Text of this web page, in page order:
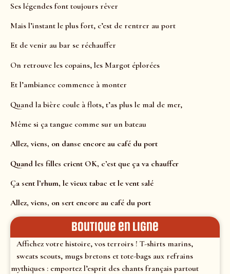
Ses légendes font toujours rêver
Mais l’instant le plus fort, c’est de rentrer au port
Et de venir au bar se réchauffer
On retrouve les copains, les Margot éplorées
Et l’ambiance commence à monter
Quand la bière coule à flots, t’as plus le mal de mer,
Même si ça tangue comme sur un bateau
Allez, viens, on danse encore au café du port
Quand les filles crient OK, c’est que ça va chauffer
Ça sent l’rhum, le vieux tabac et le vent salé
Allez, viens, on sert encore au café du port
Boutique en ligne
Affichez votre histoire, vos terroirs ! T-shirts marins,
sweats scouts, mugs bretons et tote-bags aux refrains
mythiques : emportez l’esprit des chants français partout